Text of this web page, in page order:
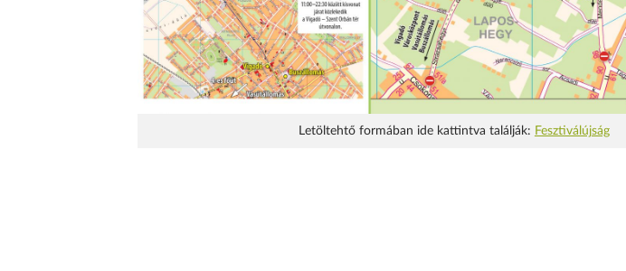
Letöltehtő formában ide kattintva találják: Fesztiválújság